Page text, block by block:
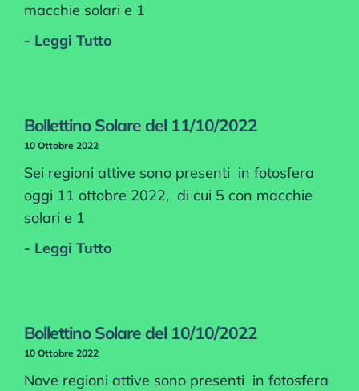
macchie solari e 1
- Leggi Tutto
Bollettino Solare del 11/10/2022
10 Ottobre 2022
Sei regioni attive sono presenti in fotosfera
oggi 11 ottobre 2022, di cui 5 con macchie
solari e 1
- Leggi Tutto
Bollettino Solare del 10/10/2022
10 Ottobre 2022
Nove regioni attive sono presenti in fotosfera